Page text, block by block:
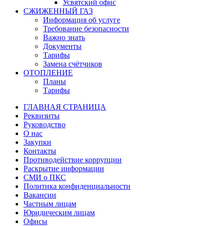
Усвятский офис
СЖИЖЕННЫЙ ГАЗ
Информация об услуге
Требование безопасности
Важно знать
Документы
Тарифы
Замена счётчиков
ОТОПЛЕНИЕ
Планы
Тарифы
ГЛАВНАЯ СТРАНИЦА
Реквизиты
Руководство
О нас
Закупки
Контакты
Противодействие коррупции
Раскрытие информации
СМИ о ПКС
Политика конфиденциальности
Вакансии
Частным лицам
Юридическим лицам
Офисы